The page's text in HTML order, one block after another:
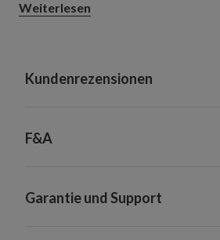
Weiterlesen
Kundenrezensionen
F&A
Garantie und Support